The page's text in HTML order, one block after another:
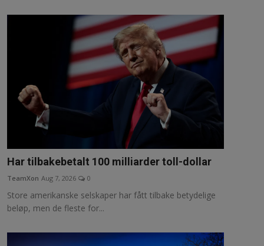
Har tilbakebetalt 100 milliarder toll-dollar
TeamXon Aug 7, 2026 0
Store amerikanske selskaper har fått tilbake betydelige
beløp, men de fleste for...